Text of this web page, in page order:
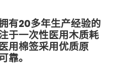
有20多年生产经验的
于一次性医用木质耗
用棉签采用优质原
靠。